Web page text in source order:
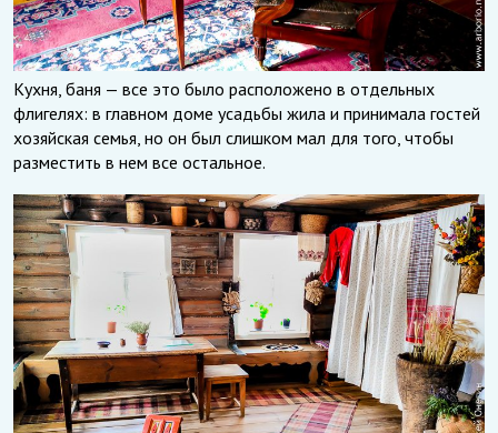
Кухня, баня — все это было расположено в отдельных
флигелях: в главном доме усадьбы жила и принимала гостей
хозяйская семья, но он был слишком мал для того, чтобы
разместить в нем все остальное.